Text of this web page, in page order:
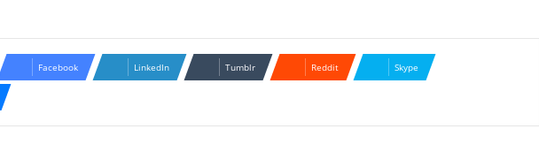
Facebook LinkedIn Tumblr Reddit Skype